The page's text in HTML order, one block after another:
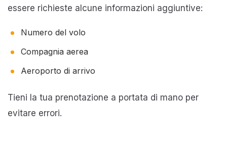
essere richieste alcune informazioni aggiuntive:
Numero del volo
Compagnia aerea
Aeroporto di arrivo
Tieni la tua prenotazione a portata di mano per
evitare errori.